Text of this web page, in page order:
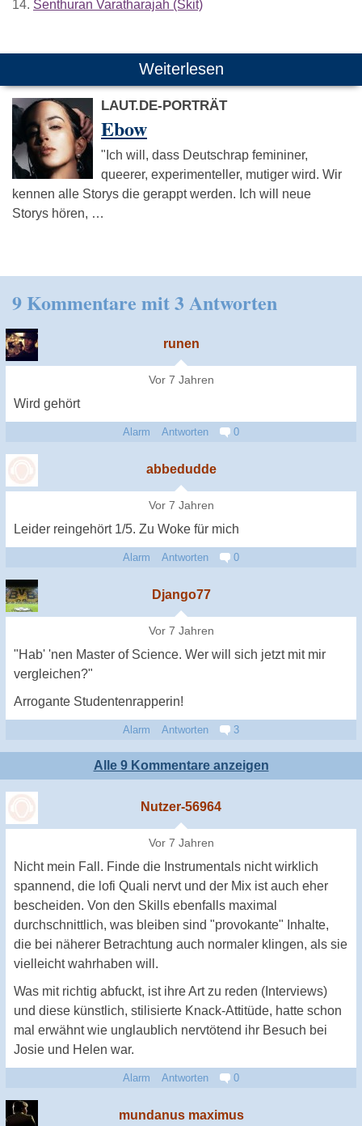
14. Senthuran Varatharajah (Skit)
Weiterlesen
LAUT.DE-PORTRÄT
Ebow
"Ich will, dass Deutschrap femininer,
queerer, experimenteller, mutiger wird. Wir
kennen alle Storys die gerappt werden. Ich will neue
Storys hören, …
9 Kommentare mit 3 Antworten
runen
Vor 7 Jahren
Wird gehört
Alarm Antworten 0
abbedudde
Vor 7 Jahren
Leider reingehört 1/5. Zu Woke für mich
Alarm Antworten 0
Django77
Vor 7 Jahren
"Hab' 'nen Master of Science. Wer will sich jetzt mit mir
vergleichen?"
Arrogante Studentenrapperin!
Alarm Antworten 3
Alle 9 Kommentare anzeigen
Nutzer-56964
Vor 7 Jahren
Nicht mein Fall. Finde die Instrumentals nicht wirklich
spannend, die lofi Quali nervt und der Mix ist auch eher
bescheiden. Von den Skills ebenfalls maximal
durchschnittlich, was bleiben sind "provokante" Inhalte,
die bei näherer Betrachtung auch normaler klingen, als sie
vielleicht wahrhaben will.
Was mit richtig abfuckt, ist ihre Art zu reden (Interviews)
und diese künstlich, stilisierte Knack-Attitüde, hatte schon
mal erwähnt wie unglaublich nervtötend ihr Besuch bei
Josie und Helen war.
Alarm Antworten 0
mundanus maximus